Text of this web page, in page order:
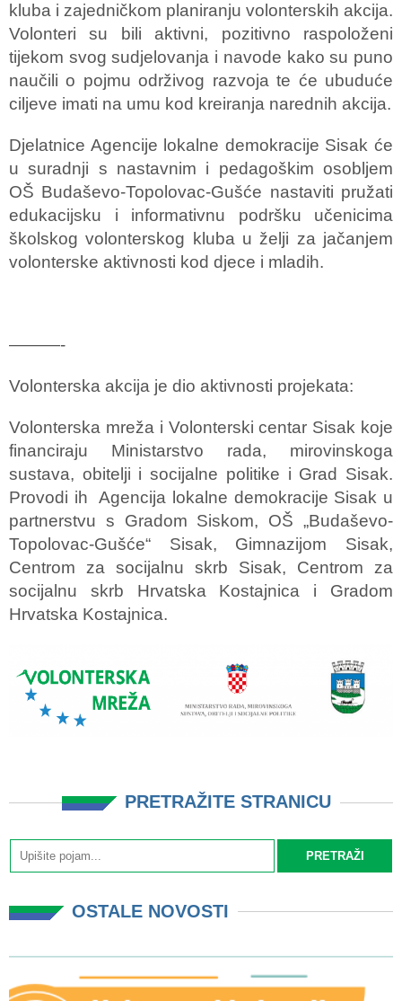
kluba i zajedničkom planiranju volonterskih akcija.
Volonteri su bili aktivni, pozitivno raspoloženi
tijekom svog sudjelovanja i navode kako su puno
naučili o pojmu održivog razvoja te će ubuduće
ciljeve imati na umu kod kreiranja narednih akcija.
Djelatnice Agencije lokalne demokracije Sisak će
u suradnji s nastavnim i pedagoškim osobljem
OŠ Budaševo-Topolovac-Gušće nastaviti pružati
edukacijsku i informativnu podršku učenicima
školskog volonterskog kluba u želji za jačanjem
volonterske aktivnosti kod djece i mladih.
———-
Volonterska akcija je dio aktivnosti projekata:
Volonterska mreža i Volonterski centar Sisak koje
financiraju Ministarstvo rada, mirovinskoga
sustava, obitelji i socijalne politike i Grad Sisak.
Provodi ih Agencija lokalne demokracije Sisak u
partnerstvu s Gradom Siskom, OŠ „Budaševo-
Topolovac-Gušće“ Sisak, Gimnazijom Sisak,
Centrom za socijalnu skrb Sisak, Centrom za
socijalnu skrb Hrvatska Kostajnica i Gradom
Hrvatska Kostajnica.
PRETRAŽITE STRANICU
OSTALE NOVOSTI